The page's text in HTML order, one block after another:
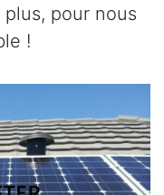
pour nous
!